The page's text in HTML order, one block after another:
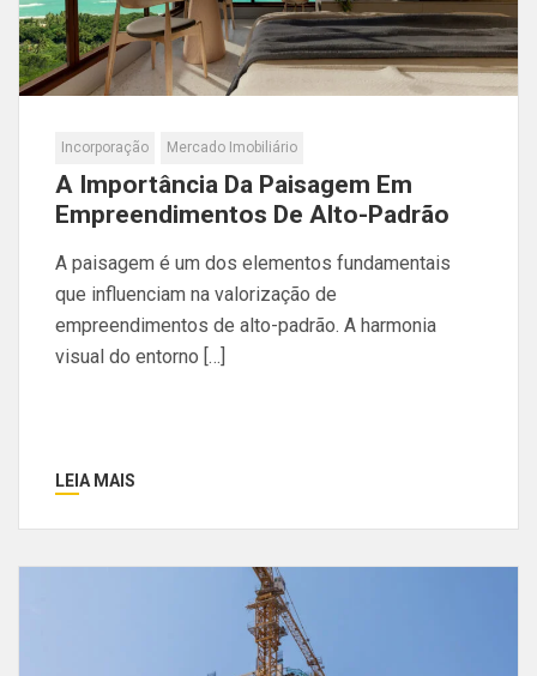
Incorporação Mercado Imobiliário
A Importância Da Paisagem Em
Empreendimentos De Alto-Padrão
A paisagem é um dos elementos fundamentais
que influenciam na valorização de
empreendimentos de alto-padrão. A harmonia
visual do entorno […]
LEIA MAIS